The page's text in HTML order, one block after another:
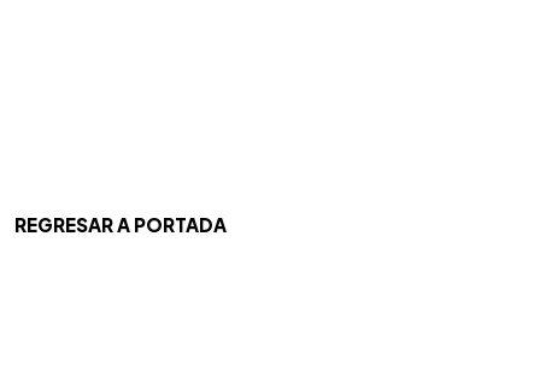
REGRESAR A PORTADA